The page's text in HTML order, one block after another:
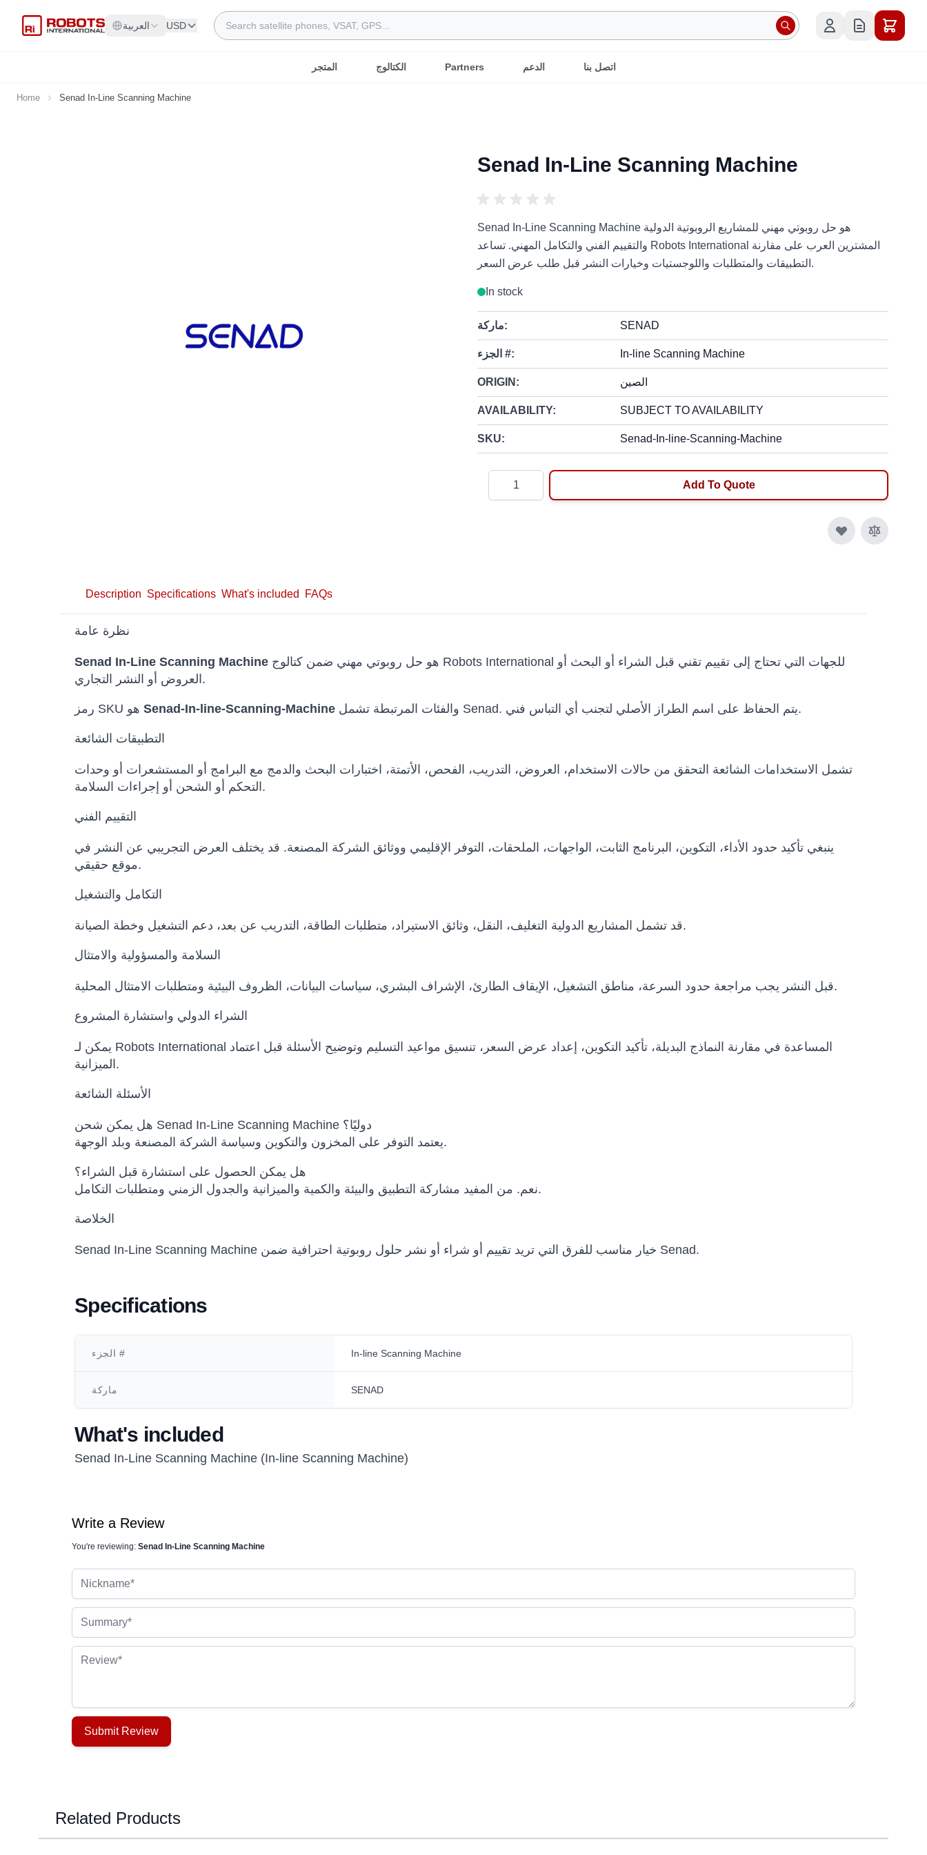
العربية USD
Search
المتجر الكتالوج Partners الدعم اتصل بنا
Home Senad In-Line Scanning Machine
Senad In-Line Scanning Machine
Senad In-Line Scanning Machine هو حل روبوتي مهني للمشاريع الروبوتية الدولية
والتقييم الفني والتكامل المهني. تساعد Robots International المشترين العرب على مقارنة
التطبيقات والمتطلبات واللوجستيات وخيارات النشر قبل طلب عرض السعر.
In stock
ماركة: SENAD
الجزء #: In-line Scanning Machine
ORIGIN: الصين
AVAILABILITY: SUBJECT TO AVAILABILITY
SKU: Senad-In-line-Scanning-Machine
Add To Quote
Description Specifications What's included FAQs
نظرة عامة
Senad In-Line Scanning Machine
العروض أو النشر التجاري.
Senad-In-line-Scanning-Machine والفئات المرتبطة تشمل Senad. يتم الحفاظ على اسم الطراز الأصلي لتجنب أي التباس فني.
التطبيقات الشائعة
تشمل الاستخدامات الشائعة التحقق من حالات الاستخدام، العروض، التدريب، الفحص، الأتمتة، اختبارات البحث والدمج مع البرامج أو المستشعرات أو وحدات
التحكم أو الشحن أو إجراءات السلامة.
التقييم الفني
ينبغي تأكيد حدود الأداء، التكوين، البرنامج الثابت، الواجهات، الملحقات، التوفر الإقليمي ووثائق الشركة المصنعة. قد يختلف العرض التجريبي عن النشر في
موقع حقيقي.
التكامل والتشغيل
قد تشمل المشاريع الدولية التغليف، النقل، وثائق الاستيراد، متطلبات الطاقة، التدريب عن بعد، دعم التشغيل وخطة الصيانة.
السلامة والمسؤولية والامتثال
قبل النشر يجب مراجعة حدود السرعة، مناطق التشغيل، الإيقاف الطارئ، الإشراف البشري، سياسات البيانات، الظروف البيئية ومتطلبات الامتثال المحلية.
الشراء الدولي واستشارة المشروع
يمكن لـ Robots International المساعدة في مقارنة النماذج البديلة، تأكيد التكوين، إعداد عرض السعر، تنسيق مواعيد التسليم وتوضيح الأسئلة قبل اعتماد
الميزانية.
الأسئلة الشائعة
هل يمكن شحن Senad In-Line Scanning Machine دوليًا؟
يعتمد التوفر على المخزون والتكوين وسياسة الشركة المصنعة وبلد الوجهة.
هل يمكن الحصول على استشارة قبل الشراء؟
نعم. من المفيد مشاركة التطبيق والبيئة والكمية والميزانية والجدول الزمني ومتطلبات التكامل.
الخلاصة
Senad In-Line Scanning Machine خيار مناسب للفرق التي تريد تقييم أو شراء أو نشر حلول روبوتية احترافية ضمن Senad.
Specifications
الجزء # In-line Scanning Machine
ماركة SENAD
What's included
Senad In-Line Scanning Machine (In-line Scanning Machine)
Write a Review
You're reviewing: Senad In-Line Scanning Machine
Review
Submit Review
Related Products